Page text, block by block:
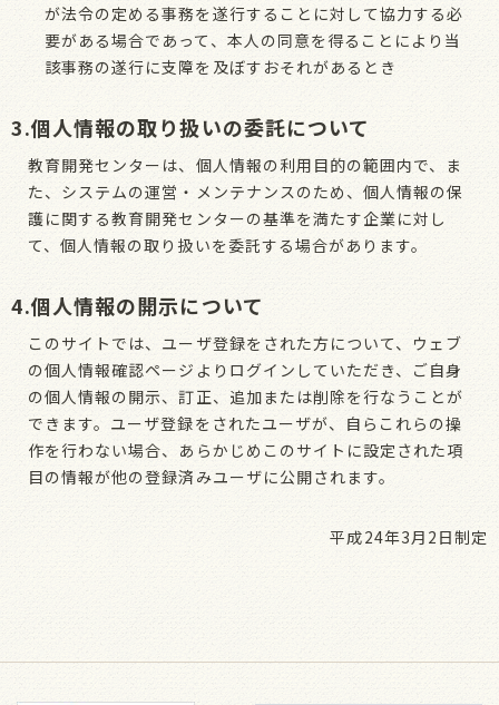
が法令の定める事務を遂行することに対して協力する必
要がある場合であって、本人の同意を得ることにより当
該事務の遂行に支障を及ぼすおそれがあるとき
3.個人情報の取り扱いの委託について
教育開発センターは、個人情報の利用目的の範囲内で、ま
た、システムの運営・メンテナンスのため、個人情報の保
護に関する教育開発センターの基準を満たす企業に対し
て、個人情報の取り扱いを委託する場合があります。
4.個人情報の開示について
このサイトでは、ユーザ登録をされた方について、ウェブ
の個人情報確認ページよりログインしていただき、ご自身
の個人情報の開示、訂正、追加または削除を行なうことが
できます。ユーザ登録をされたユーザが、自らこれらの操
作を行わない場合、あらかじめこのサイトに設定された項
目の情報が他の登録済みユーザに公開されます。
平成24年3月2日制定